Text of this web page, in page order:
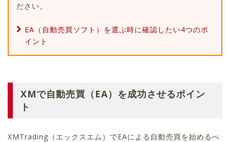
ださい。
EA（自動売買ソフト）を選ぶ時に確認したい4つのポ
イント
XMで自動売買（EA）を成功させるポイン
ト
XMTrading（エックスエム）でEAによる自動売買を始めるべ